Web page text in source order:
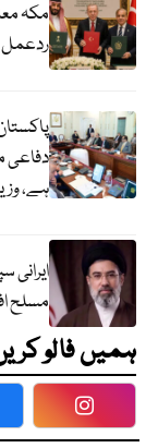
مکہ
ردعمل
دفاعی
ہے،
ایرانی
مسلح
ہمیں فالو